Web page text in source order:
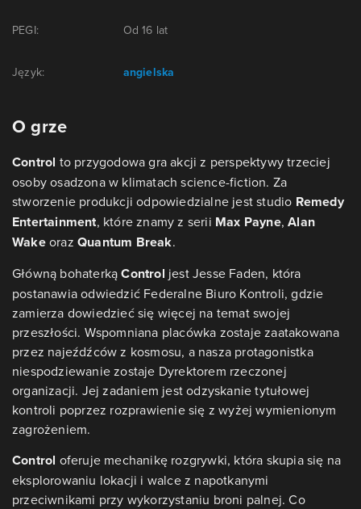
PEGI: Od 16 lat
Język: angielska
O grze
Control to przygodowa gra akcji z perspektywy trzeciej
osoby osadzona w klimatach science-fiction. Za
stworzenie produkcji odpowiedzialne jest studio Remedy
Entertainment, które znamy z serii Max Payne,Alan
WakeorazQuantum Break.
Główną bohaterkąControl jest Jesse Faden, która
postanawia odwiedzić Federalne Biuro Kontroli, gdzie
zamierza dowiedzieć się więcej na temat swojej
przeszłości. Wspomniana placówka zostaje zaatakowana
przez najeźdźców z kosmosu, a nasza protagonistka
niespodziewanie zostaje Dyrektorem rzeczonej
organizacji. Jej zadaniem jest odzyskanie tytułowej
kontroli poprzez rozprawienie się z wyżej wymienionym
zagrożeniem.
Control oferuje mechanikę rozgrywki, która skupia się na
eksplorowaniu lokacji i walce z napotkanymi
przeciwnikami przy wykorzystaniu broni palnej. Co